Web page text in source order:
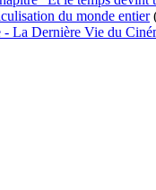
du monde entier
- La Dernière Vie du